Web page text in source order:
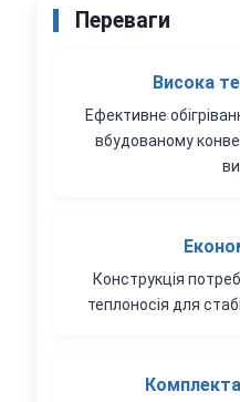
Переваги
Висока
Ефективне
вбудованому
Конструкція
теплоносія для